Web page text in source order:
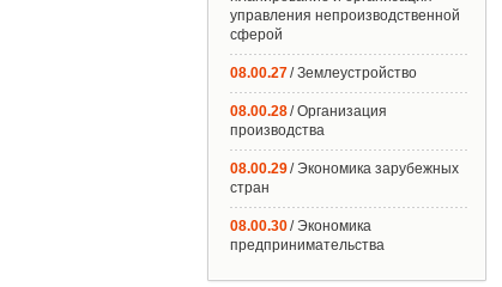
управления непроизводственной
сферой
08.00.27/ Землеустройство
08.00.28/ Организация
производства
08.00.29/ Экономика зарубежных
стран
08.00.30/ Экономика
предпринимательства